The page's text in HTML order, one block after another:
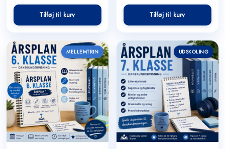
Tilføj til kurv Tilføj til kurv
MELLEMTRIN UDSKOLING